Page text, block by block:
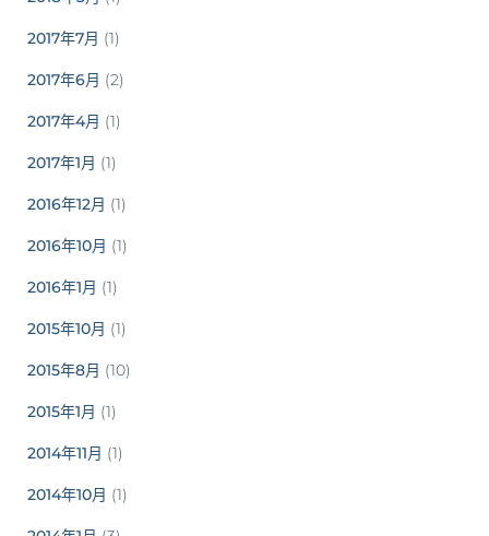
2017年7月 (1)
2017年6月 (2)
2017年4月 (1)
2017年1月 (1)
2016年12月 (1)
2016年10月 (1)
2016年1月 (1)
2015年10月 (1)
2015年8月 (10)
2015年1月 (1)
2014年11月 (1)
2014年10月 (1)